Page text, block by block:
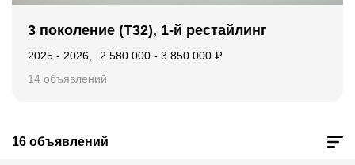
3 поколение (T32), 1-й рестайлинг
2025 - 2026 2 580 000 - 3 850 000 ₽
14 объявлений
16 объявлений